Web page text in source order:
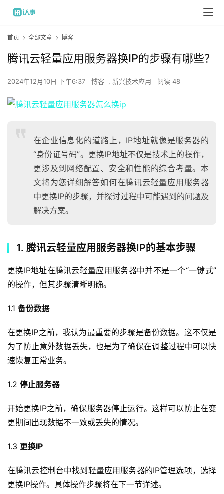
首页 全部文章 博客
腾讯云轻量应用服务器换IP的步骤有哪些？
2024年12月10日 下午6:37 博客 , 新兴技术应用 阅读 48
在企业信息化的道路上，IP地址就像是服务器的
“身份证号码”。更换IP地址不仅是技术上的操作，
更涉及到网络配置、安全和性能的综合考量。本
文将为您详细解答如何在腾讯云轻量应用服务器
中更换IP的步骤，并探讨过程中可能遇到的问题及
解决方案。
1. 腾讯云轻量应用服务器换IP的基本步骤
更换IP地址在腾讯云轻量应用服务器中并不是一个“一键式”
的操作，但其步骤清晰明确。
1.1 备份数据
在更换IP之前，我认为最重要的步骤是备份数据。这不仅是
为了防止意外数据丢失，也是为了确保在调整过程中可以快
速恢复正常业务。
1.2 停止服务器
开始更换IP之前，确保服务器停止运行。这样可以防止在变
更期间出现数据不一致或丢失的情况。
1.3 更换IP
在腾讯云控制台中找到轻量应用服务器的IP管理选项，选择
更换IP操作。具体操作步骤将在下一节详述。